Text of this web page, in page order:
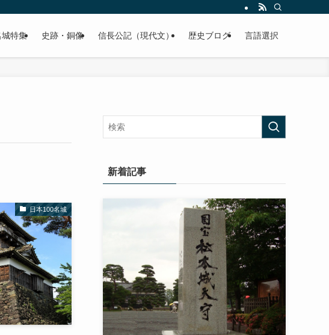
戸時代と幅広くご紹介致します。
城特集 史跡・銅像 信長公記（現代文） 歴史ブログ 言語選択
日本100名城
新着記事